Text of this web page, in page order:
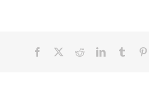
Facebook RedditLinkedInTumblr